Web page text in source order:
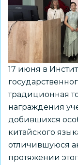
к
17 июня в
традиционная
награждения
добившихся
китайского
отличившуюся
протяжении